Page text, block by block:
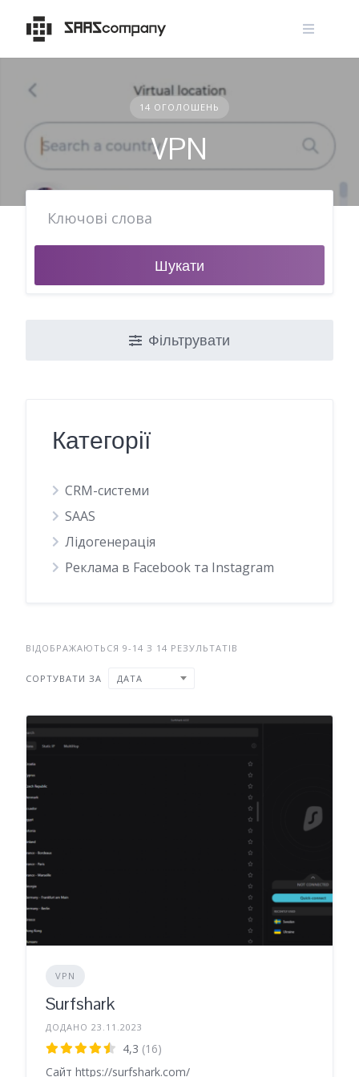
content
14 ОГОЛОШЕНЬ
VPN
Шукати
Фільтрувати
Категорії
CRM-системи
SAAS
Лідогенерація
Реклама в Facebook та Instagram
ВІДОБРАЖАЮТЬСЯ 9-14 З 14 РЕЗУЛЬТАТІВ
СОРТУВАТИ ЗА ДАТА
VPN
Surfshark
ДОДАНО 23.11.2023
4,3 (16)
Сайт https://surfshark.com/